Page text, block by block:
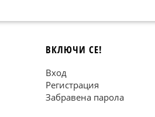
ВКЛЮЧИ СЕ!
Вход
Регистрация
Забравена парола